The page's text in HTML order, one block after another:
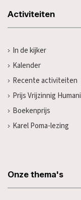
Activiteiten
In de kijker
Kalender
Recente activiteiten
Prijs Vrijzinnig
Boekenprijs
Karel Poma-lezing
Onze thema's